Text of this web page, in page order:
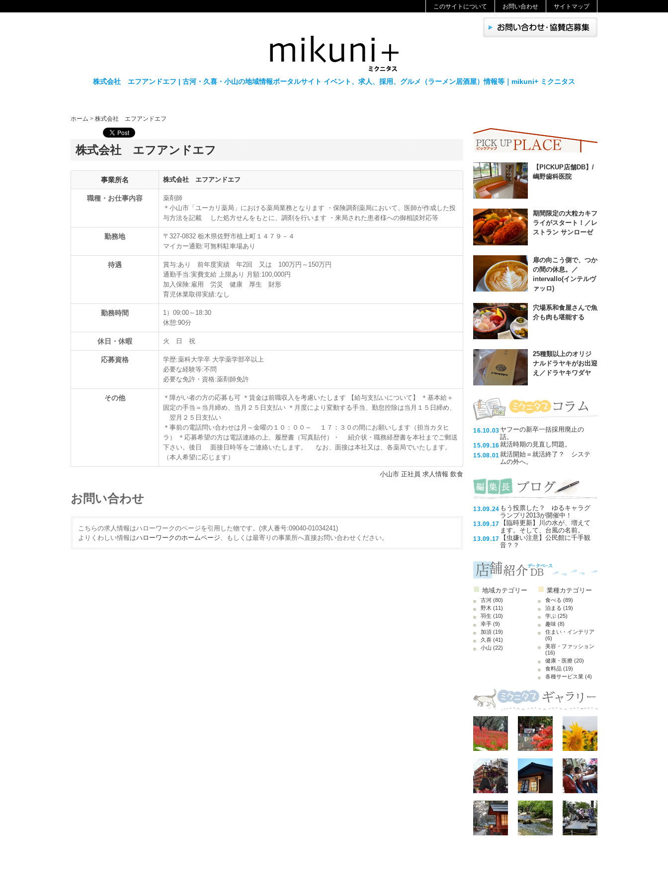
このサイトについて お問い合わせ サイトマップ
株式会社 エフアンドエフ | 古河・久喜・小山の地域情報ポータルサイト イベント、求人、採用、グルメ（ラーメン居酒屋）情報等｜mikuni+ ミクニタス
ホーム > 株式会社 エフアンドエフ
株式会社 エフアンドエフ
事業所名 株式会社 エフアンドエフ
職種・お仕事内容
薬剤師
＊小山市「ユーカリ薬局」における薬局業務となります ・保険調剤薬局において、医師が作成した投
与方法を記載 した処方せんをもとに、調剤を行います ・来局された患者様への御相談対応等
勤務地
〒327-0832 栃木県佐野市植上町１４７９－４
マイカー通勤:可無料駐車場あり
待遇
賞与:あり 前年度実績 年2回 又は 100万円～150万円
通勤手当:実費支給 上限あり 月額:100,000円
加入保険:雇用 労災 健康 厚生 財形
育児休業取得実績:なし
勤務時間
1）09:00～18:30
休憩:90分
休日・休暇 火 日 祝
応募資格
学歴:薬科大学卒 大学薬学部卒以上
必要な経験等:不問
必要な免許・資格:薬剤師免許
その他
＊障がい者の方の応募も可 ＊賃金は前職収入を考慮いたします 【給与支払いについて】 ＊基本給＋
固定の手当＝当月締め、当月２５日支払い ＊月度により変動する手当、勤怠控除は当月１５日締め、
翌月２５日支払い
＊事前の電話問い合わせは月～金曜の１０：００～ １７：３０の間にお願いします（担当カタヒ
ラ） ＊応募希望の方は電話連絡の上、履歴書（写真貼付）・ 紹介状・職務経歴書を本社までご郵送
下さい。後日 面接日時等をご連絡いたします。 なお、面接は本社又は、各薬局でいたします。
（本人希望に応じます）
小山市 正社員 求人情報 飲食
お問い合わせ
こちらの求人情報はハローワークのページを引用した物です。(求人番号:09040-01034241)
よりくわしい情報はハローワークのホームページ、もしくは最寄りの事業所へ直接お問い合わせください。
【PICKUP店舗DB】/
嶋野歯科医院
期間限定の大粒カキフ
ライがスタート！／レ
ストラン サンローゼ
扉の向こう側で、つか
の間の休息。／
intervallo(インテルヴ
ァッロ)
穴場系和食屋さんで魚
介も肉も堪能する
25種類以上のオリジ
ナルドラヤキがお出迎
え／ドラヤキワダヤ
16.10.03 ヤフーの新卒一括採用廃止の
話。
15.09.16就活時期の見直し問題。
15.08.01 就活開始＝就活終了？ システ
ムの外へ。
13.09.24 もう投票した？ ゆるキャラグ
ランプリ2013が開催中！
13.09.17
【臨時更新】川の水が、増えて
ます。そして、台風の名前。
13.09.17
【虫嫌い注意】公民館に千手観
音？？
■ 地域カテゴリー
古河 (80)
野木 (11)
羽生 (10)
幸手 (9)
加須 (19)
久喜 (41)
小山 (22)
■ 業種カテゴリー
食べる (89)
泊まる (19)
学ぶ (25)
趣味 (8)
住まい・インテリア
(6)
美容・ファッション
(16)
健康・医療 (20)
食料品 (19)
各種サービス業 (4)